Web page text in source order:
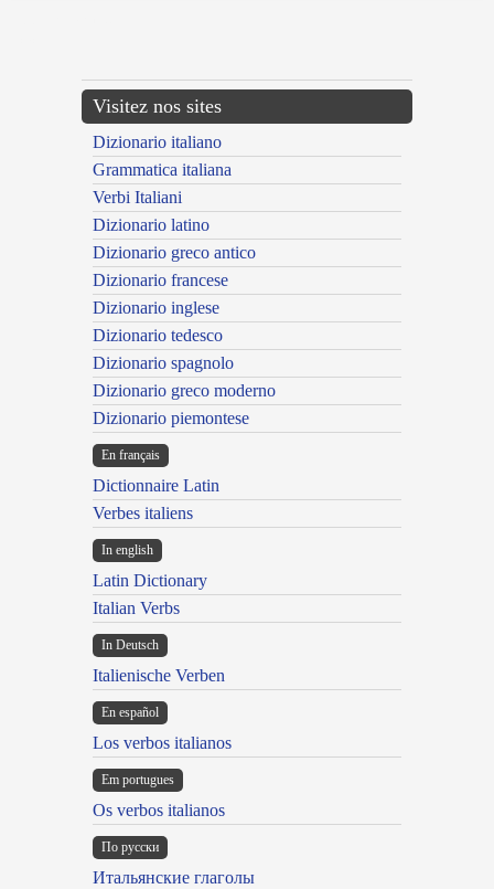
Visitez nos sites
Dizionario italiano
Grammatica italiana
Verbi Italiani
Dizionario latino
Dizionario greco antico
Dizionario francese
Dizionario inglese
Dizionario tedesco
Dizionario spagnolo
Dizionario greco moderno
Dizionario piemontese
En français
Dictionnaire Latin
Verbes italiens
In english
Latin Dictionary
Italian Verbs
In Deutsch
Italienische Verben
En español
Los verbos italianos
Em portugues
Os verbos italianos
По русски
Итальянские глаголы